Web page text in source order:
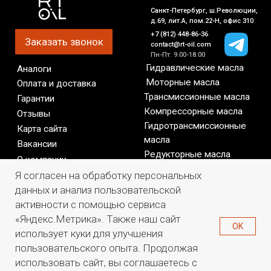
Я согласен на обработку персональных
данных и анализ пользовательской
активности с помощью сервиса
«Яндекс.Метрика». Также наш сайт
использует куки для улучшения
пользовательского опыта. Продолжая
использовать сайт, вы соглашаетесь с
OK